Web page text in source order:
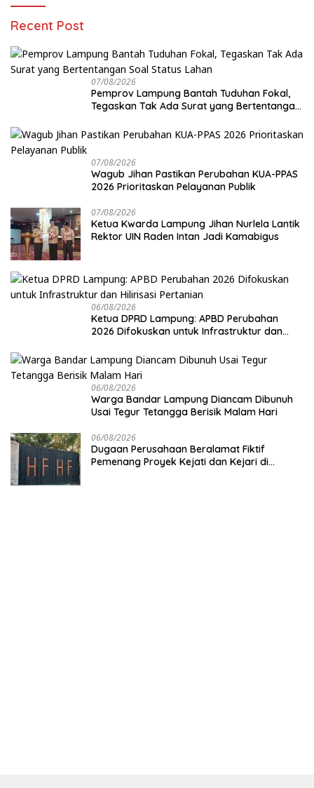
Recent Post
07/08/2026
Pemprov Lampung Bantah Tuduhan Fokal,
Tegaskan Tak Ada Surat yang Bertentangan
07/08/2026
Wagub Jihan Pastikan Perubahan KUA-PPAS
2026 Prioritaskan Pelayanan Publik
07/08/2026
Ketua Kwarda Lampung Jihan Nurlela Lantik
Rektor UIN Raden Intan Jadi Kamabigus
06/08/2026
Ketua DPRD Lampung: APBD Perubahan
2026 Difokuskan untuk Infrastruktur dan
06/08/2026
Warga Bandar Lampung Diancam Dibunuh
Usai Tegur Tetangga Berisik Malam Hari
06/08/2026
Dugaan Perusahaan Beralamat Fiktif
Pemenang Proyek Kejati dan Kejari di